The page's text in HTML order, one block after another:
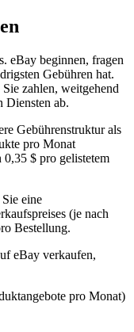
eBay beginnen, fragen
Gebühren hat.
zahlen, weitgehend
Diensten ab.
Gebührenstruktur als
pro Monat
0,35 $ pro gelistetem
eine
(je nach
Bestellung.
eBay verkaufen,
pro Monat)